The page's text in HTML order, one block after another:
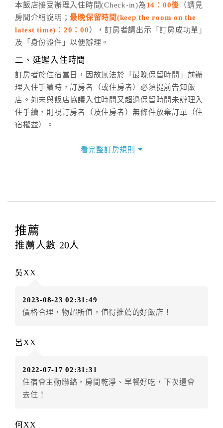
五、客服時間
週一至週日，上午9:00～晚上6:00
六、聯絡方式
(07)9682715 。
本飯店接受辦理入住時間(Check-in)為14：00後 （請見
房間介紹說明；最晚保留時間(keep the room on the
latest time)：20：00），訂房者請出示「訂房成功單」
及「身份證件」以便辦理。
二、延遲入住時間
訂房者於住宿當日，因故無法於「最晚保留時間」前辦
理入住手續時，訂房者（或住房者）必須提前告知飯
店。如未與飯店協議入住時間又超過保留時間未辦理入
住手續，則視訂房者（及住房者）無條件放棄訂單（住
宿權益）。
四、訂單異動
提出申辦不得異動訂單。
每筆訂單異動限定
辦理取消退款。
房者應補足差額。（限原訂飯店）
房者不得要求退其差額。（限原訂飯店）
額3個月
．訂房者使用「保留住宿金額」時，請注意！為避免飯
店客滿，敬請及早計畫，如逾時未提出申辦，視同無條
件放棄訂單（住宿權益）。 （限原訂飯店使用）
得辦理取消退款。
看完整訂房規則
推薦
推薦人數 20人
吳XX
2023-08-23 02:31:49
價格合理，物超所值，值得推薦的好飯店！
呂XX
2022-07-17 02:31:31
住宿會主動聯絡，房間乾淨、早餐好吃，下次還會
去住！
何XX